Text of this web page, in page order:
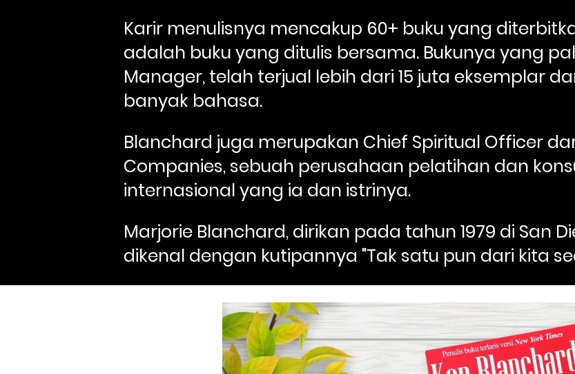
Karir menulisnya mencakup 60+ buku yang
adalah buku yang ditulis bersama. Bukunya yang
Manager, telah terjual lebih dari 15 juta eksemplar
banyak bahasa.
Blanchard juga merupakan Chief Spiritual Officer
Companies, sebuah perusahaan pelatihan dan
internasional yang ia dan istrinya.
Marjorie Blanchard, dirikan pada tahun 1979 di San
dikenal dengan kutipannya "Tak satu pun dari kita